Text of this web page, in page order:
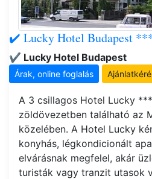
✔️ Lucky Hotel Budapest
✔️ Lucky Hotel Budapest
Árak, online foglalás
A 3 csillagos Hotel Lucky
zöldövezetben található az
közelében. A Hotel Lucky
konyhás, légkondicionált
elvárásnak megfelel, akár
turisták vagy tranzit utasok